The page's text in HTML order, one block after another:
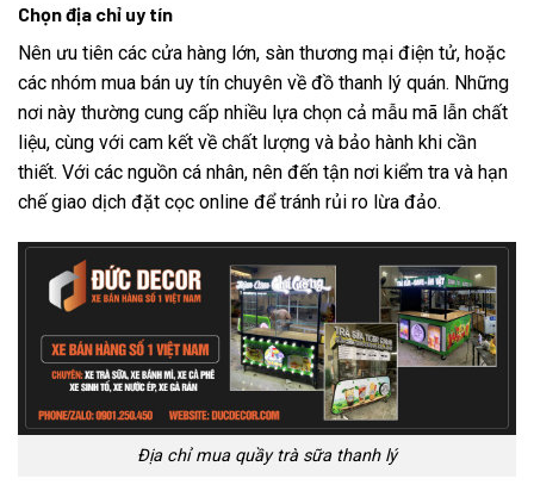
Chọn địa chỉ uy tín
Nên ưu tiên các cửa hàng lớn, sàn thương mại điện tử, hoặc
các nhóm mua bán uy tín chuyên về đồ thanh lý quán. Những
nơi này thường cung cấp nhiều lựa chọn cả mẫu mã lẫn chất
liệu, cùng với cam kết về chất lượng và bảo hành khi cần
thiết. Với các nguồn cá nhân, nên đến tận nơi kiểm tra và hạn
chế giao dịch đặt cọc online để tránh rủi ro lừa đảo.
Địa chỉ mua quầy trà sữa thanh lý